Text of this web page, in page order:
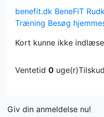
benefit.dk BeneFiT
Træning Besøg
Kort kunne ikke
Ventetid 0 uge(r)
Giv din anmeldelse nu!